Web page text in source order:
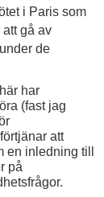
i Paris som
att gå av
de
har
(fast jag
att
en inledning till
på